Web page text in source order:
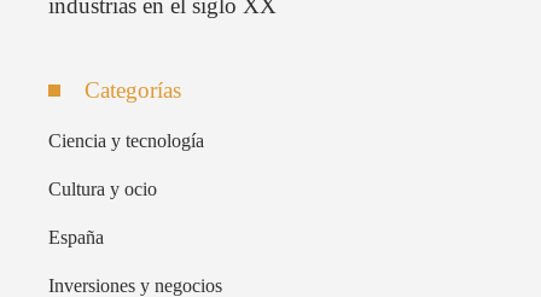
industrias en el siglo XX
Categorías
Ciencia y tecnología
Cultura y ocio
España
Inversiones y negocios